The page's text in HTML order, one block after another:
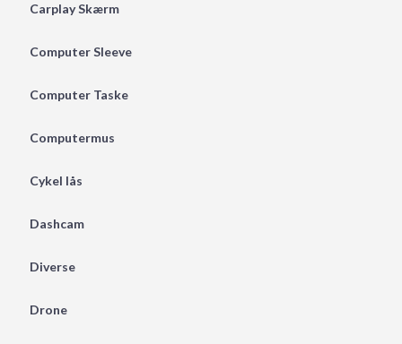
Carplay Skærm
Computer Sleeve
Computer Taske
Computermus
Cykel lås
Dashcam
Diverse
Drone